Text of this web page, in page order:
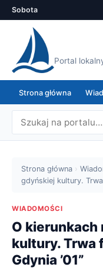
Sobota
Portal
Strona główna
Strona główna ›
gdyńskiej kultury.
WIADOMOŚCI
O
kultury. Trwa
Gdynia ’01”